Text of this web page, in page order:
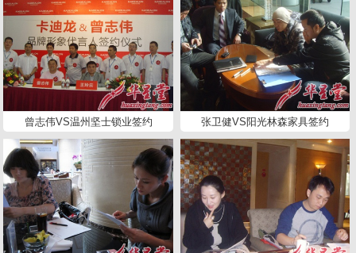
曾志伟VS温州坚士锁业签约 张卫健VS阳光林森家具签约